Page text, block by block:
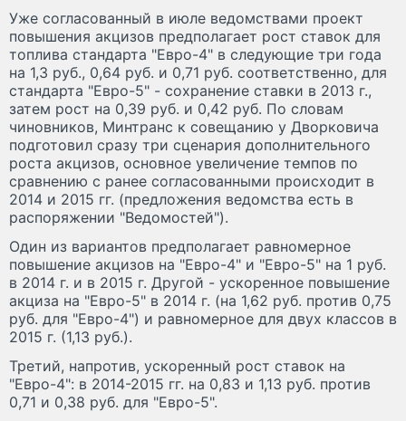
Уже согласованный в июле ведомствами проект
повышения акцизов предполагает рост ставок для
топлива стандарта "Евро-4" в следующие три года
на 1,3 руб., 0,64 руб. и 0,71 руб. соответственно, для
стандарта "Евро-5" - сохранение ставки в 2013 г.,
затем рост на 0,39 руб. и 0,42 руб. По словам
чиновников, Минтранс к совещанию у Дворковича
подготовил сразу три сценария дополнительного
роста акцизов, основное увеличение темпов по
сравнению с ранее согласованными происходит в
2014 и 2015 гг. (предложения ведомства есть в
распоряжении "Ведомостей").
Один из вариантов предполагает равномерное
повышение акцизов на "Евро-4" и "Евро-5" на 1 руб.
в 2014 г. и в 2015 г. Другой - ускоренное повышение
акциза на "Евро-5" в 2014 г. (на 1,62 руб. против 0,75
руб. для "Евро-4") и равномерное для двух классов в
2015 г. (1,13 руб.).
Третий, напротив, ускоренный рост ставок на
"Евро-4": в 2014-2015 гг. на 0,83 и 1,13 руб. против
0,71 и 0,38 руб. для "Евро-5".